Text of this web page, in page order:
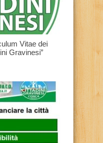
Vitae dei
Gravinesi”